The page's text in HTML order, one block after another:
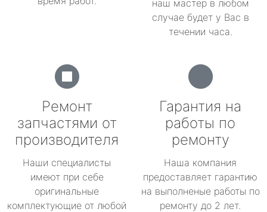
наш мастер в любом
случае будет у Вас в
течении часа.
Ремонт
запчастями от
производителя
Наши специалисты
имеют при себе
оригинальные
комплектующие от любой
Гарантия на
работы по
ремонту
Наша компания
предоставляет гарантию
на выполненые работы по
ремонту до 2 лет.